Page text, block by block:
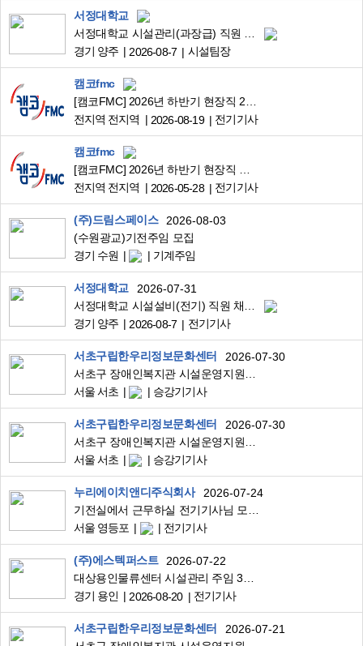
서정대학교
경기 양주
2026-08-7 시설팀장
캠코fmc
전지역 전지역
2026-08-19 전기기사
캠코fmc
전지역 전지역
2026-05-28 전기기사
(주)드림스페이스
2026-08-03
(수원광교)기전주임 모집
경기 수원
기계주임
서정대학교
2026-07-31
경기 양주
2026-08-7 전기기사
서초구립한우리정보문화센터
2026-07-30
서울 서초
승강기기사
서초구립한우리정보문화센터
2026-07-30
서울 서초
승강기기사
누리에이치앤디주식회사
2026-07-24
서울 영등포
전기기사
(주)에스텍퍼스트
2026-07-22
경기 용인
2026-08-20 전기기사
서초구립한우리정보문화센터
2026-07-21